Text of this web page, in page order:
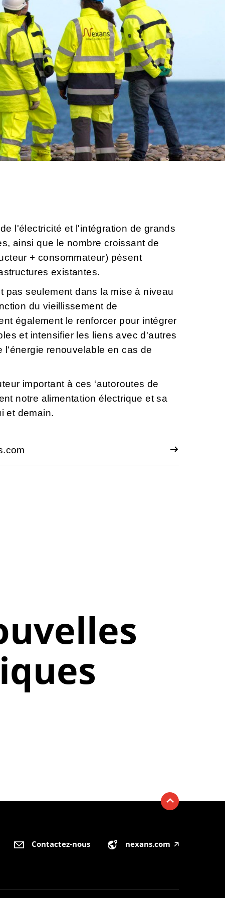
l'électricité et l'intégration de grands
ainsi que le nombre croissant de
+ consommateur) pèsent
existantes.
pas seulement dans la mise à niveau
du vieillissement de
également le renforcer pour intégrer
et intensifier les liens avec d'autres
l'énergie renouvelable en cas de
important à ces ‘autoroutes de
notre alimentation électrique et sa
et demain.
Contactez-nous nexans.com 🡥